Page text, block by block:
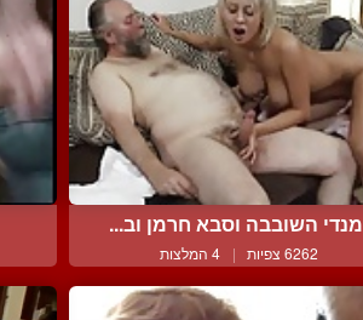
מנדי השובבה וסבא חרמן וב...
6262 צפיות | 4 המלצות